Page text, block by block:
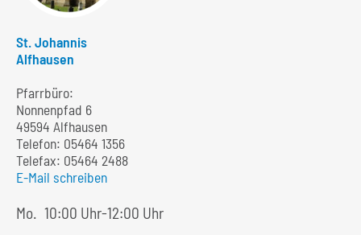
St. Johannis
Alfhausen
Pfarrbüro:
Nonnenpfad 6
49594 Alfhausen
Telefon: 05464 1356
Telefax: 05464 2488
E-Mail schreiben
Mo.
10:00 Uhr-12:00 Uhr